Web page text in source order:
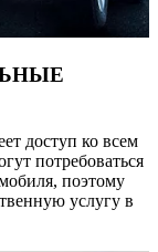
доступ ко всем
потребоваться
поэтому
услугу в